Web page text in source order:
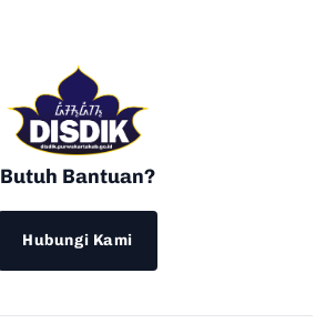
Butuh Bantuan?
Hubungi Kami